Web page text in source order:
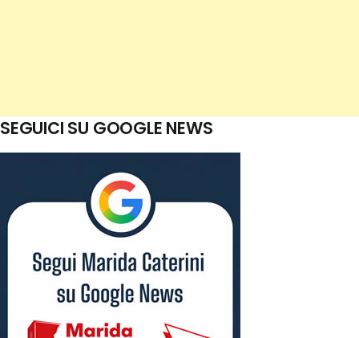
SEGUICI SU GOOGLE NEWS